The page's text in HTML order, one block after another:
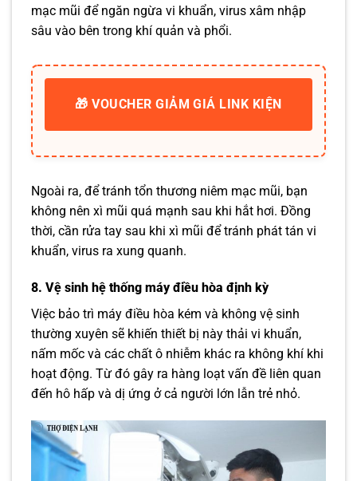
mạc mũi để ngăn ngừa vi khuẩn, virus xâm nhập
sâu vào bên trong khí quản và phổi.
🎁 VOUCHER GIẢM GIÁ LINK KIỆN
Ngoài ra, để tránh tổn thương niêm mạc mũi, bạn
không nên xì mũi quá mạnh sau khi hắt hơi. Đồng
thời, cần rửa tay sau khi xì mũi để tránh phát tán vi
khuẩn, virus ra xung quanh.
8. Vệ sinh hệ thống máy điều hòa định kỳ
Việc bảo trì máy điều hòa kém và không vệ sinh
thường xuyên sẽ khiến thiết bị này thải vi khuẩn,
nấm mốc và các chất ô nhiễm khác ra không khí khi
hoạt động. Từ đó gây ra hàng loạt vấn đề liên quan
đến hô hấp và dị ứng ở cả người lớn lẫn trẻ nhỏ.